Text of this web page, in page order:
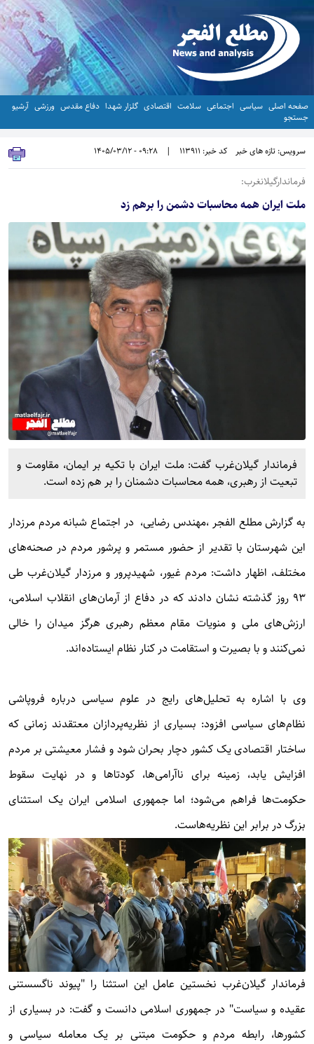
صفحه اصلی سیاسی اجتماعی سلامت اقتصادی گلزار شهدا دفاع مقدس ورزشی آرشیو
جستجو
سرویس: تازه های خبر کد خبر: 113911 |
09:28 - 1405/03/12
فرماندارگیلانغرب:
ملت ایران همه محاسبات دشمن را برهم زد
فرماندار گیلان‌غرب گفت: ملت ایران با تکیه بر ایمان، مقاومت و
تبعیت از رهبری، همه محاسبات دشمنان را بر هم زده است.
به گزارشمطلع الفجر ،مهندس رضایی، در اجتماع شبانه مردم مرزدار
این شهرستان با تقدیر از حضور مستمر و پرشور مردم در صحنه‌های
مختلف، اظهار داشت: مردم غیور، شهیدپرور و مرزدار گیلان‌غرب طی
۹۳ روز گذشته نشان دادند که در دفاع از آرمان‌های انقلاب اسلامی،
ارزش‌های ملی و منویات مقام معظم رهبری هرگز میدان را خالی
نمی‌کنند و با بصیرت و استقامت در کنار نظام ایستاده‌اند.
وی با اشاره به تحلیل‌های رایج در علوم سیاسی درباره فروپاشی
نظام‌های سیاسی افزود: بسیاری از نظریه‌پردازان معتقدند زمانی که
ساختار اقتصادی یک کشور دچار بحران شود و فشار معیشتی بر مردم
افزایش یابد، زمینه برای ناآرامی‌ها، کودتاها و در نهایت سقوط
حکومت‌ها فراهم می‌شود؛ اما جمهوری اسلامی ایران یک استثنای
بزرگ در برابر این نظریه‌هاست.
فرماندار گیلان‌غرب نخستین عامل این استثنا را "پیوند ناگسستنی
عقیده و سیاست" در جمهوری اسلامی دانست و گفت: در بسیاری از
کشورها، رابطه مردم و حکومت مبتنی بر یک معامله سیاسی و